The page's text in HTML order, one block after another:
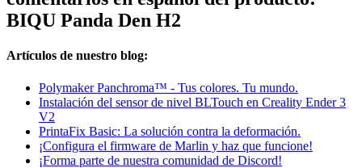
BIQU Panda Den H2
Artículos de nuestro blog:
Polymaker Panchroma™ - Tus colores. Tu mundo.
Instalación del sensor de nivel BLTouch en Creality Ender 3
V2
PrintaFix Basic: La solución contra la deformación.
¡Configura el firmware de Marlin y haz que funcione!
¡Forma parte de nuestra comunidad de Discord!